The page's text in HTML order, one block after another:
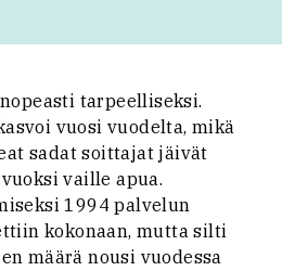
tarpeelliseksi.
vuosi vuodelta, mikä
sadat soittajat jäivät
vaille apua.
1994 palvelun
kokonaan, mutta silti
määrä nousi vuodessa